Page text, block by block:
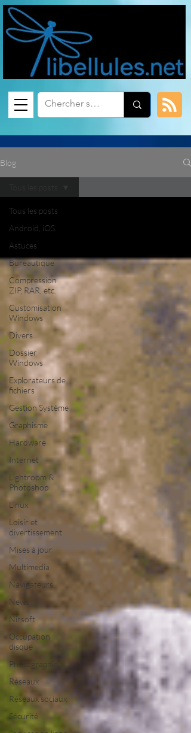
Blog
Tous les posts
Android, iOS
Astuces
Bureautique
Compression
ZIP, RAR, etc.
Customisation
Windows
Divers
Dossier
Windows
Explorateurs de
fichiers
Gestion Système
Graphisme
Hardware
Internet
Lightroom &
Photoshop
Linux
Loisir et
divertissement
Mises à jour
Multimedia
Navigateurs
News
Nirsoft
Occupation
disque
Photographie
Réseaux
Réseaux sociaux
Sécurité